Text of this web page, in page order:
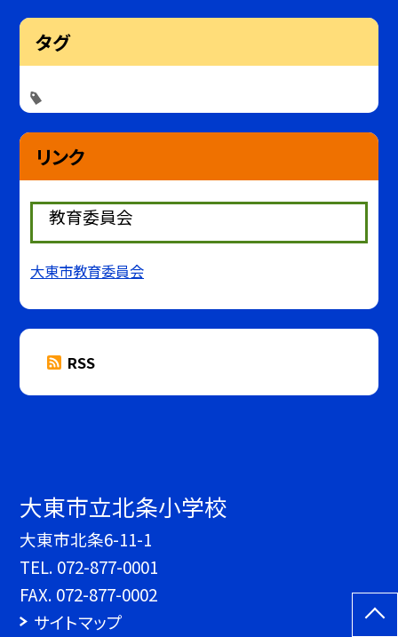
タグ
リンク
教育委員会
大東市教育委員会
RSS
大東市立北条小学校
大東市北条6-11-1
TEL. 072-877-0001
FAX. 072-877-0002
サイトマップ